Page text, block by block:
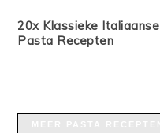
20x Klassieke Italiaanse
Pasta Recepten